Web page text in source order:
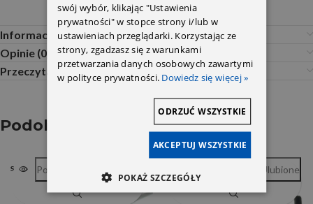
Informacje dodatkowe
Opinie (0)
Przeczytaj Przed Zakupem
Podobne produkty
SOLD OUTPorównywarka Ulubione Ulubione
swój wybór, klikając "Ustawienia
prywatności" w stopce strony i/lub w
ustawieniach przeglądarki. Korzystając ze
strony, zgadzasz się z warunkami
przetwarzania danych osobowych zawartymi
w polityce prywatności. Dowiedz się więcej »
AKCEPTUJ WSZYSTKIE
ODRZUĆ WSZYSTKIE
POKAŻ SZCZEGÓŁY